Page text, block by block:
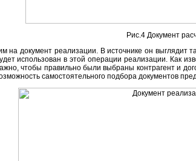
Рис.4 Документ
на документ реализации. В источнике он выглядит
использован в этой операции реализации. Как
чтобы правильно были выбраны контрагент и
самостоятельного подбора документов